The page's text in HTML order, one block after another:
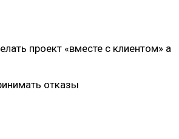
проект «вместе с клиентом» а
отказы